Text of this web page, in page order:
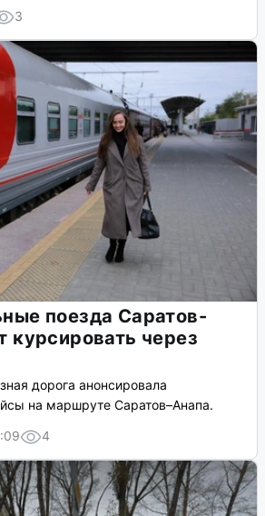
3
поезда Саратов-
курсировать через
дорога анонсировала
на маршруте Саратов–Анапа.
4